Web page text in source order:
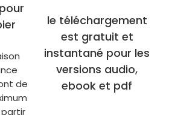
de
le téléchargement
est gratuit et
instantané pour les
versions audio,
ebook et pdf